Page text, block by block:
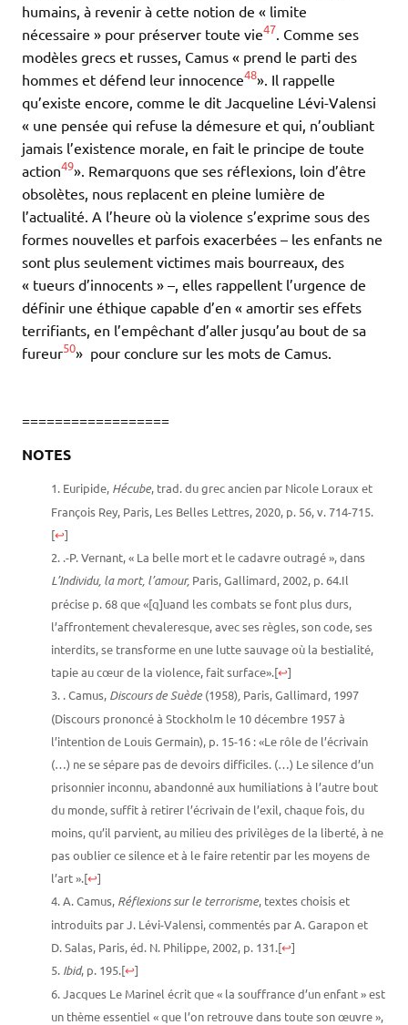
humains, à revenir à cette notion de « limite
nécessaire » pour préserver toute vie47 . Comme ses
modèles grecs et russes, Camus « prend le parti des
hommes et défend leur innocence48». Il rappelle
qu’existe encore, comme le dit Jacqueline Lévi-Valensi
« une pensée qui refuse la démesure et qui, n’oubliant
jamais l’existence morale, en fait le principe de toute
action49». Remarquons que ses réflexions, loin d’être
obsolètes, nous replacent en pleine lumière de
l’actualité. A l’heure où la violence s’exprime sous des
formes nouvelles et parfois exacerbées – les enfants ne
sont plus seulement victimes mais bourreaux, des
« tueurs d’innocents » –, elles rappellent l’urgence de
définir une éthique capable d’en « amortir ses effets
terrifiants, en l’empêchant d’aller jusqu’au bout de sa
fureur50» pour conclure sur les mots de Camus.
==================
NOTES
Euripide, Hécube, trad. du grec ancien par Nicole Loraux et
François Rey, Paris, Les Belles Lettres, 2020, p. 56, v. 714-715.
[↩]
.-P. Vernant, « La belle mort et le cadavre outragé », dans
L’Individu, la mort, l’amour, Paris, Gallimard, 2002, p. 64.Il
précise p. 68 que «[q]uand les combats se font plus durs,
l’affrontement chevaleresque, avec ses règles, son code, ses
interdits, se transforme en une lutte sauvage où la bestialité,
tapie au cœur de la violence, fait surface».[↩]
. Camus, Discours de Suède(1958) Paris, Gallimard, 1997
(Discours prononcé à Stockholm le 10 décembre 1957 à
l’intention de Louis Germain), p. 15-16 : «Le rôle de l’écrivain
(…) ne se sépare pas de devoirs difficiles. (…) Le silence d’un
prisonnier inconnu, abandonné aux humiliations à l’autre bout
du monde, suffit à retirer l’écrivain de l’exil, chaque fois, du
moins, qu’il parvient, au milieu des privilèges de la liberté, à ne
pas oublier ce silence et à le faire retentir par les moyens de
l’art ».[↩]
A. Camus, Réflexions sur le terrorisme, textes choisis et
introduits par J. Lévi-Valensi, commentés par A. Garapon et
D. Salas, Paris, éd. N. Philippe, 2002, p. 131.[↩]
Ibid, p. 195.[↩]
Jacques Le Marinel écrit que « la souffrance d’un enfant » est
un thème essentiel « que l’on retrouve dans toute son œuvre »,